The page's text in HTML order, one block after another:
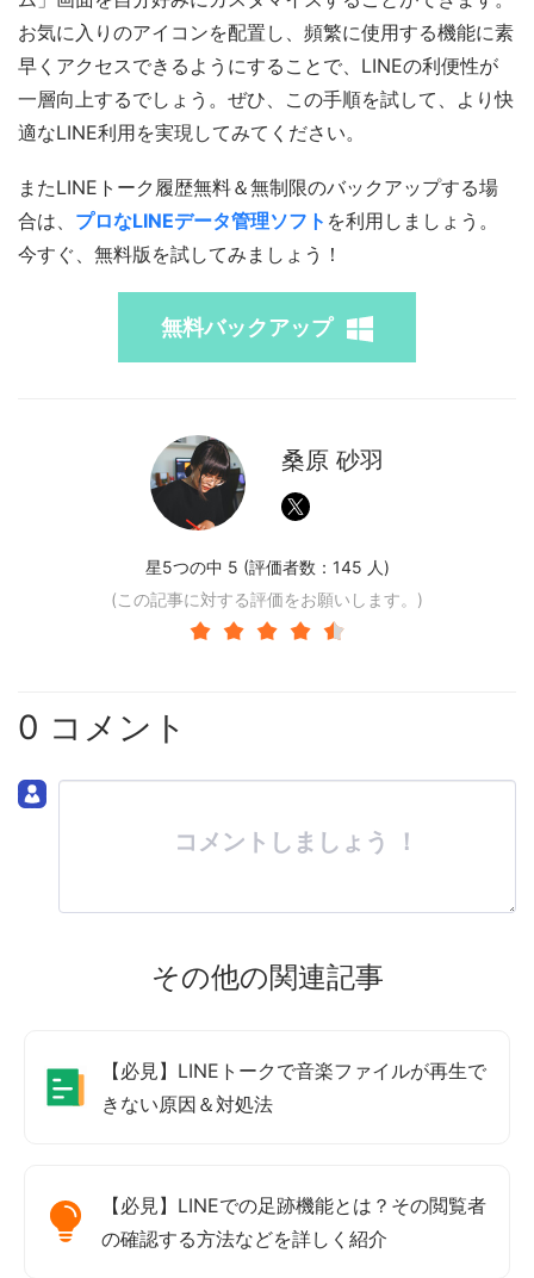
お気に入りのアイコンを配置し、頻繁に使用する機能に素
早くアクセスできるようにすることで、LINEの利便性が
一層向上するでしょう。ぜひ、この手順を試して、より快
適なLINE利用を実現してみてください。
またLINEトーク履歴無料＆無制限のバックアップする場
合は、 プロなLINEデータ管理ソフト を利用しましょう。
今すぐ、無料版を試してみましょう！
無料バックアップ
桑原 砂羽
星5つの中 5 (評価者数： 145 人)
(この記事に対する評価をお願いします。)
0 コメント
コメントしましょう ！
その他の関連記事
【必見】LINEトークで音楽ファイルが再生で
きない原因＆対処法
【必見】LINEでの足跡機能とは？その閲覧者
の確認する方法などを詳しく紹介